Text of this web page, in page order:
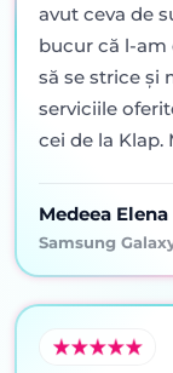
avut ceva de
bucur că l-am
să se strice şi
serviciile
cei de la Klap.
Medeea Elena
Samsung